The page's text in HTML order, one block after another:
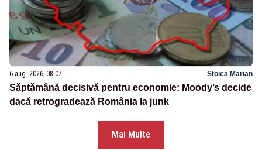
6 aug. 2026, 08:07 Stoica Marian
Săptămână decisivă pentru economie: Moody’s decide
dacă retrogradează România la junk
Mai Multe